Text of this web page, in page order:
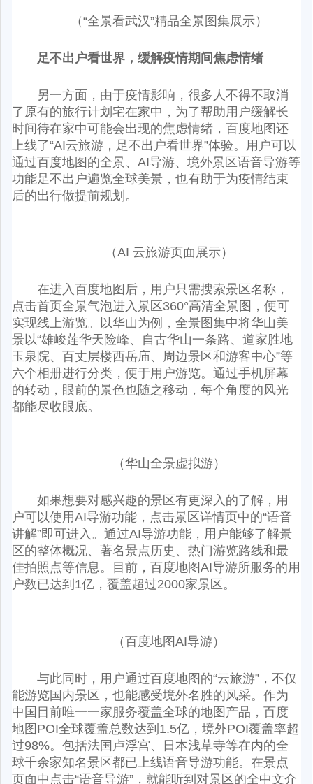
（“全景看武汉”精品全景图集展示）
足不出户看世界，缓解疫情期间焦虑情绪
另一方面，由于疫情影响，很多人不得不取消
了原有的旅行计划宅在家中，为了帮助用户缓解长
时间待在家中可能会出现的焦虑情绪，百度地图还
上线了“AI云旅游，足不出户看世界”体验。用户可以
通过百度地图的全景、AI导游、境外景区语音导游等
功能足不出户遍览全球美景，也有助于为疫情结束
后的出行做提前规划。
（AI 云旅游页面展示）
在进入百度地图后，用户只需搜索景区名称，
点击首页全景气泡进入景区360°高清全景图，便可
实现线上游览。以华山为例，全景图集中将华山美
景以“雄峻莲华天险峰、自古华山一条路、道家胜地
玉泉院、百丈层楼西岳庙、周边景区和游客中心”等
六个相册进行分类，便于用户游览。通过手机屏幕
的转动，眼前的景色也随之移动，每个角度的风光
都能尽收眼底。
（华山全景虚拟游）
如果想要对感兴趣的景区有更深入的了解，用
户可以使用AI导游功能，点击景区详情页中的“语音
讲解”即可进入。通过AI导游功能，用户能够了解景
区的整体概况、著名景点历史、热门游览路线和最
佳拍照点等信息。目前，百度地图AI导游所服务的用
户数已达到1亿，覆盖超过2000家景区。
（百度地图AI导游）
与此同时，用户通过百度地图的“云旅游”，不仅
能游览国内景区，也能感受境外名胜的风采。作为
中国目前唯一一家服务覆盖全球的地图产品，百度
地图POI全球覆盖总数达到1.5亿，境外POI覆盖率超
过98%。包括法国卢浮宫、日本浅草寺等在内的全
球千余家知名景区都已上线语音导游功能。在景点
页面中点击“语音导游”，就能听到对景区的全中文介